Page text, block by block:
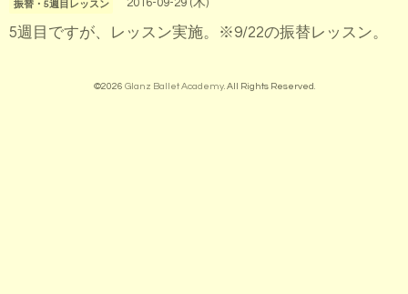
振替・5週目レッスン 2016-09-29 (木)
5週目ですが、レッスン実施。※9/22の振替レッスン。
©2026 Glanz Ballet Academy. All Rights Reserved.